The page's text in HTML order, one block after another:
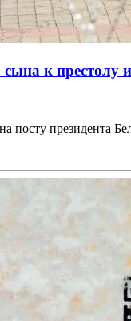
к престолу
посту президента